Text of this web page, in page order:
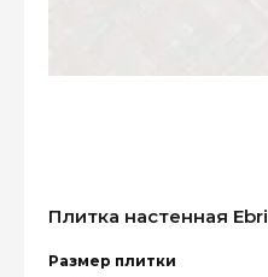
Плитка настенная Ebri
Размер плитки